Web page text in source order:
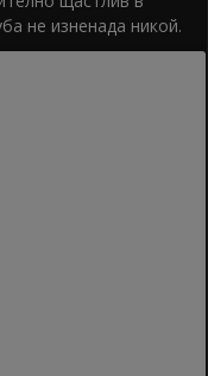
не изненада никой.